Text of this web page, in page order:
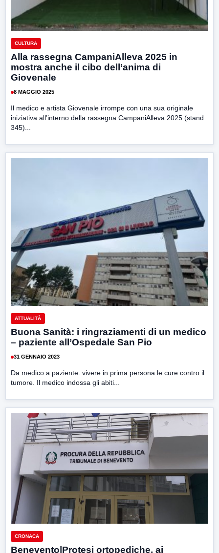
CULTURA
Alla rassegna CampaniAlleva 2025 in
mostra anche il cibo dell’anima di
Giovenale
8 MAGGIO 2025
Il medico e artista Giovenale irrompe con una sua originale
iniziativa all’interno della rassegna CampaniAlleva 2025 (stand
345)...
ATTUALITÀ
Buona Sanità: i ringraziamenti di un medico
– paziente all’Ospedale San Pio
31 GENNAIO 2023
Da medico a paziente: vivere in prima persona le cure contro il
tumore. Il medico indossa gli abiti...
CRONACA
Benevento|Protesi ortopediche, ai